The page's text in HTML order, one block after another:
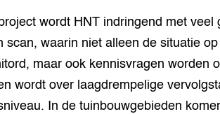
wordt HNT indringend met veel
scan, waarin niet alleen de situatie
maar ook kennisvragen worden
wordt over laagdrempelige
In de tuinbouwgebieden